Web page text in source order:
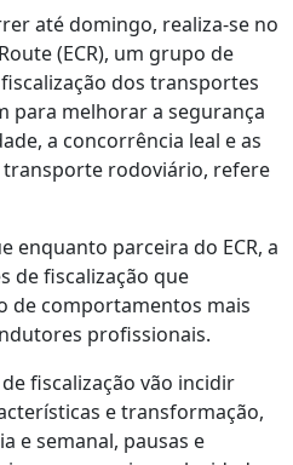
até domingo, realiza-se no
(ECR), um grupo de
dos transportes
para melhorar a segurança
a concorrência leal e as
rodoviário, refere
enquanto parceira do ECR, a
de fiscalização que
de comportamentos mais
profissionais.
fiscalização vão incidir
e transformação,
e semanal, pausas e